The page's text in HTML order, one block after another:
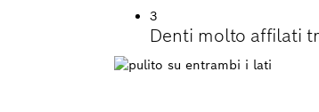
3
Denti molto affilati